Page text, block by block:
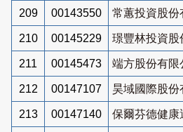
209 00143550 常蕙投資股份
210 00145229 璟豐林投資股
211 00145473 端方股份有限
212 00147107 昊域國際股份
213 00147140 保爾芬德健康